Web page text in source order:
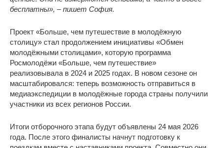
бесплатны», – пишет София.
Проект «Больше, чем путешествие в молодёжную
столицу» стал продолжением инициативы «Обмен
молодёжными столицами», которую программа
Росмолодёжи «Больше, чем путешествие»
реализовывала в 2024 и 2025 годах. В новом сезоне он
масштабировался: теперь возможность отправиться в
медиаэкспедиции в молодёжные города страны получили
участники из всех регионов России.
Итоги отборочного этапа будут объявлены 24 мая 2026
года. После этого финалисты начнут подготовку к